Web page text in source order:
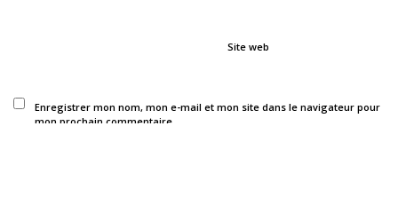
Site web
Enregistrer mon nom, mon e-mail et mon site dans le navigateur pour
mon prochain commentaire.